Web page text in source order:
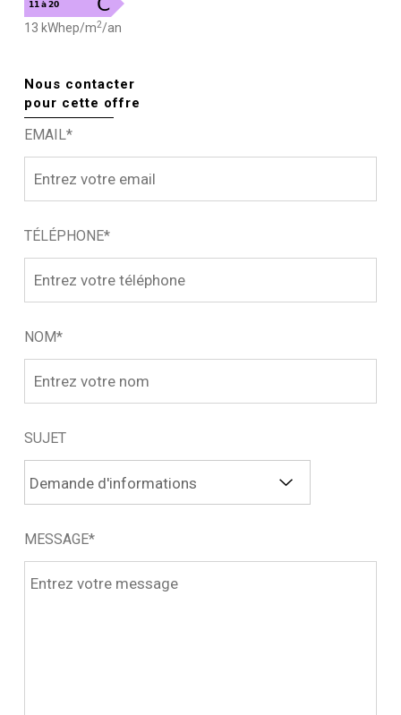
13 kWhep/m2/an
Nous contacter
pour cette offre
EMAIL*
TÉLÉPHONE*
NOM*
SUJET
MESSAGE*